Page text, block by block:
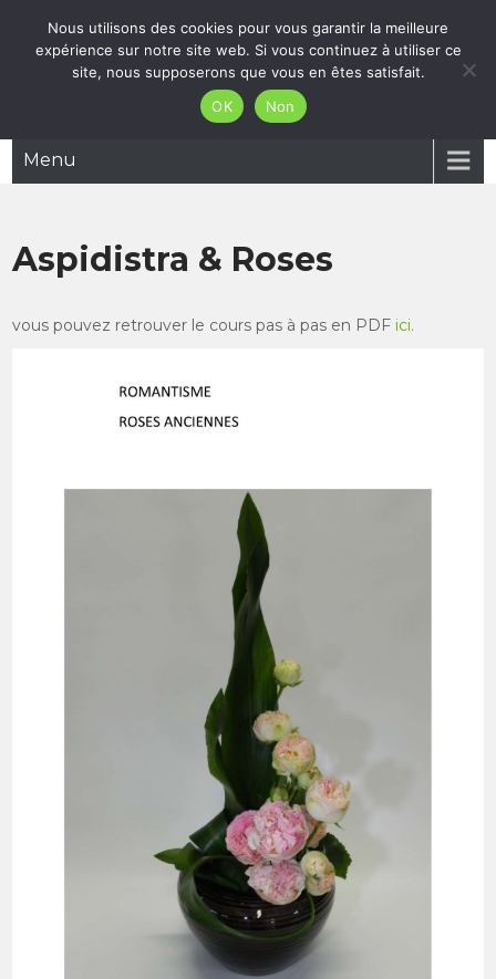
content
05 61 27 66 83
mgfleursetcreation@gmail.com
MG Fleurs et Création
Menu
Aspidistra & Roses
vous pouvez retrouver le cours pas à pas en PDF ici.
Nous utilisons des cookies pour vous garantir la meilleure
expérience sur notre site web. Si vous continuez à utiliser ce
site, nous supposerons que vous en êtes satisfait.
OK
Non